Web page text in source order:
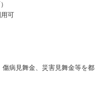
可
傷病見舞金、災害見舞金等を都